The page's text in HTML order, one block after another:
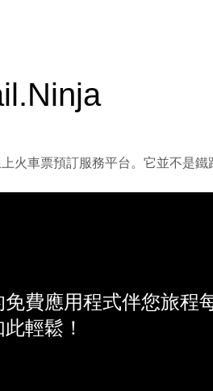
火車票預訂服務平台。它並不是
免費應用程式伴您旅程
輕鬆！